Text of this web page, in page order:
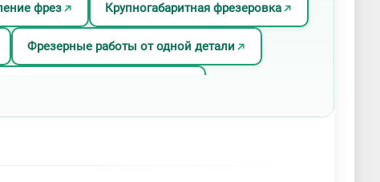
фрез Крупногабаритная фрезеровка
Фрезерные работы от одной детали